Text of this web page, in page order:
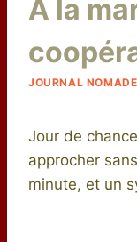
JOURNAL NOMADE
À la
niro
Jour de
approcher
minute, et un